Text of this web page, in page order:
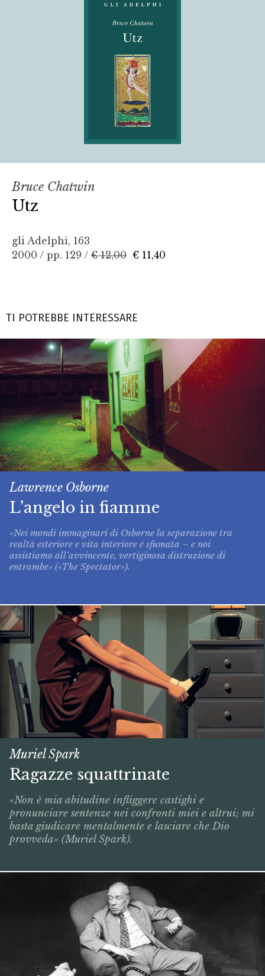
Bruce Chatwin
Utz
gli Adelphi, 163
2000 / pp. 129 / € 12,00 € 11,40
TI POTREBBE INTERESSARE
Lawrence Osborne
L’angelo in fiamme
«Nei mondi immaginari di Osborne la separazione tra
realtà esteriore e vita interiore è sfumata – e noi
assistiamo all’avvincente, vertiginosa distruzione di
entrambe» («The Spectator»).
Muriel Spark
Ragazze squattrinate
«Non è mia abitudine infliggere castighi e
pronunciare sentenze nei confronti miei e altrui; mi
basta giudicare mentalmente e lasciare che Dio
provveda» (Muriel Spark).